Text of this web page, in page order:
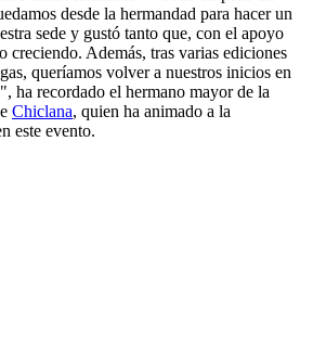
desde la hermandad para hacer un
sede y gustó tanto que, con el apoyo
creciendo. Además, tras varias ediciones
queríamos volver a nuestros inicios en
ha recordado el hermano mayor de la
Chiclana, quien ha animado a la
este evento.